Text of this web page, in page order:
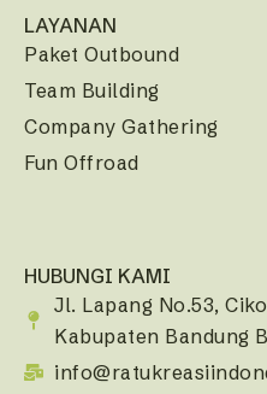
LAYANAN
Paket Outbound
Team Building
Company Gathering
Fun Offroad
HUBUNGI KAMI
Jl. Lapang No.53,
Kabupaten Bandung